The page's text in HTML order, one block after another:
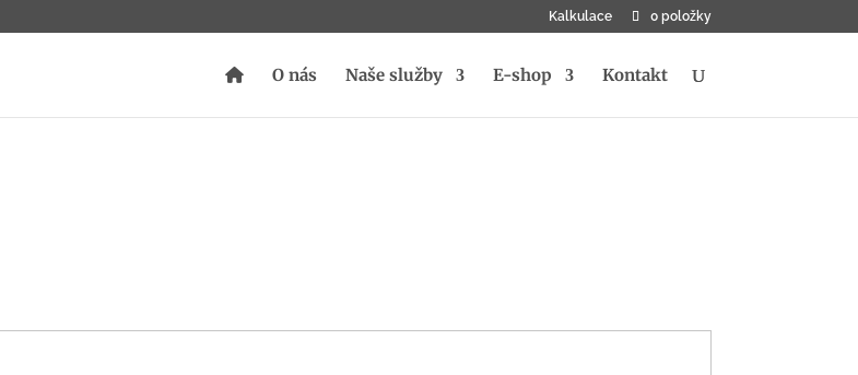
Kalkulace 0 položky
O nás Naše služby E-shop Kontakt